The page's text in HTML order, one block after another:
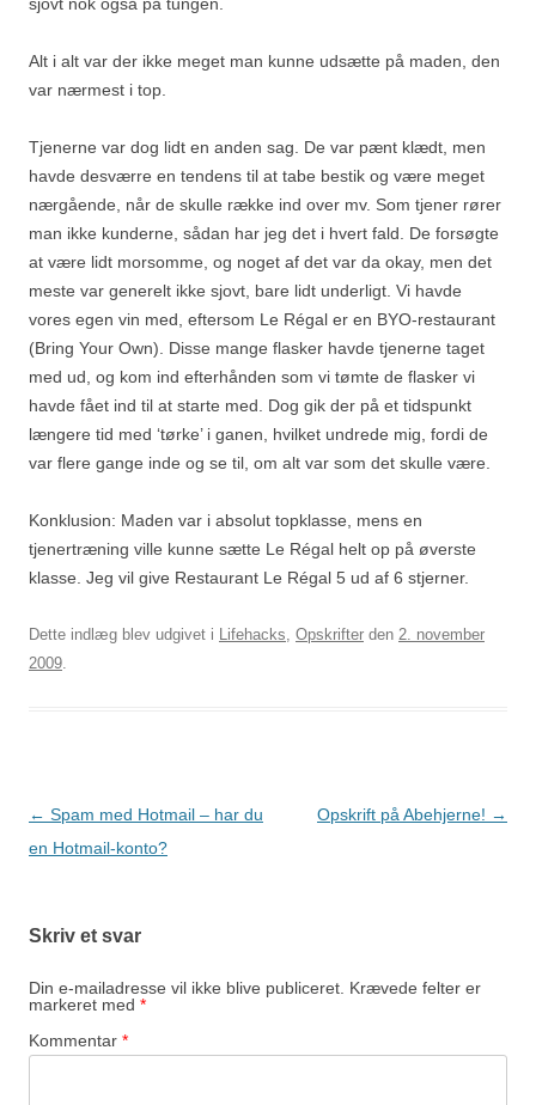
Alt i alt var der ikke meget man kunne udsætte på maden, den
var nærmest i top.
Tjenerne var dog lidt en anden sag. De var pænt klædt, men
havde desværre en tendens til at tabe bestik og være meget
nærgående, når de skulle række ind over mv. Som tjener rører
man ikke kunderne, sådan har jeg det i hvert fald. De forsøgte
at være lidt morsomme, og noget af det var da okay, men det
meste var generelt ikke sjovt, bare lidt underligt. Vi havde
vores egen vin med, eftersom Le Régal er en BYO-restaurant
(Bring Your Own). Disse mange flasker havde tjenerne taget
med ud, og kom ind efterhånden som vi tømte de flasker vi
havde fået ind til at starte med. Dog gik der på et tidspunkt
længere tid med ‘tørke’ i ganen, hvilket undrede mig, fordi de
var flere gange inde og se til, om alt var som det skulle være.
Konklusion: Maden var i absolut topklasse, mens en
tjenertræning ville kunne sætte Le Régal helt op på øverste
klasse. Jeg vil give Restaurant Le Régal 5 ud af 6 stjerner.
Dette indlæg blev udgivet i Lifehacks Opskrifter den 2. november
2009
Indlægsnavigation
← Spam med Hotmail – har du
en Hotmail-konto?
Opskrift på Abehjerne! →
Skriv et svar
Din e-mailadresse vil ikke blive publiceret. Krævede felter er
markeret med *
Kommentar *